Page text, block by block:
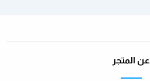
عن المتجر